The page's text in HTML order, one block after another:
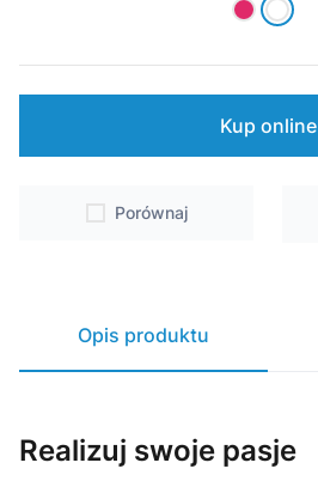
Kup online
Porównaj
Opis produktu
Realizuj swoje pasje